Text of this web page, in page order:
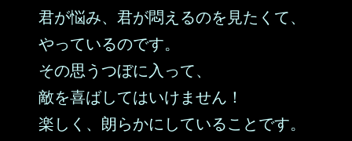
君が悩み、君が悶えるのを見たくて、
やっているのです。
その思うつぼに入って、
敵を喜ばしてはいけません！
楽しく、朗らかにしていることです。